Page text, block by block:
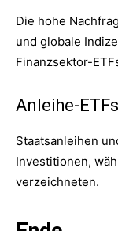
Die hohe
und globale
Finanzsektor-
Anleihe-
Staatsanleihen
Investitionen,
verzeichneten.